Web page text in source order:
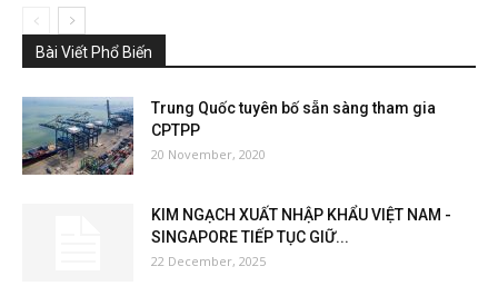
Bài Viết Phổ Biến
Trung Quốc tuyên bố sẵn sàng tham gia
CPTPP
20 November, 2020
KIM NGẠCH XUẤT NHẬP KHẨU VIỆT NAM -
SINGAPORE TIẾP TỤC GIỮ...
22 December, 2025